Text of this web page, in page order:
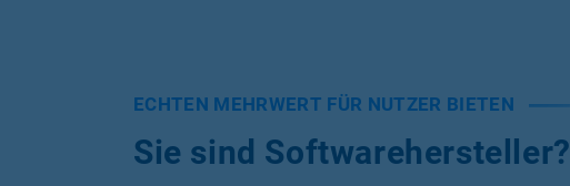
ECHTEN MEHRWERT FÜR NUTZER BIETEN
Sie sind Softwarehersteller?